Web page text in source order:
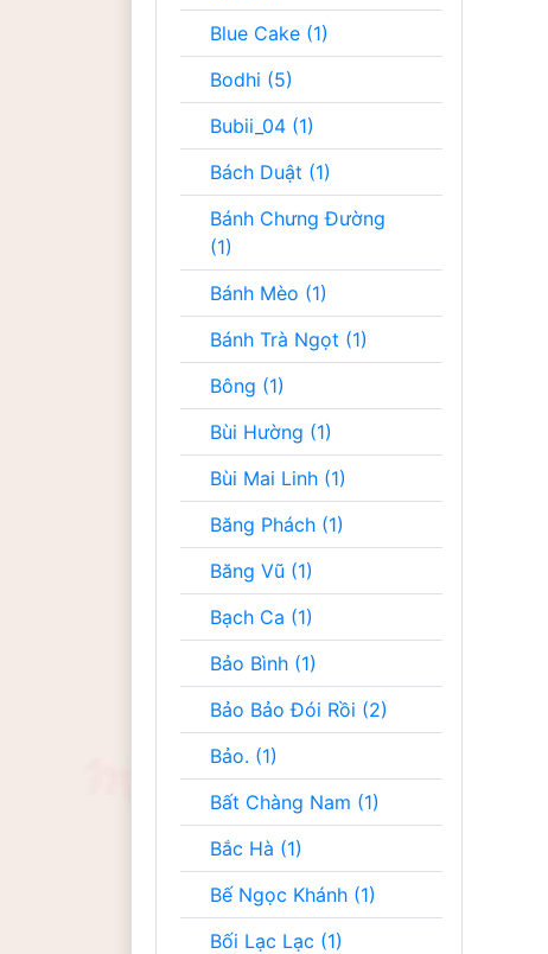
Blue Cake (1)
Bodhi (5)
Bubii_04 (1)
Bách Duật (1)
Bánh Chưng Đường
(1)
Bánh Mèo (1)
Bánh Trà Ngọt (1)
Bông (1)
Bùi Hường (1)
Bùi Mai Linh (1)
Băng Phách (1)
Băng Vũ (1)
Bạch Ca (1)
Bảo Bình (1)
Bảo Bảo Đói Rồi (2)
Bảo. (1)
Bất Chàng Nam (1)
Bắc Hà (1)
Bế Ngọc Khánh (1)
Bối Lạc Lạc (1)